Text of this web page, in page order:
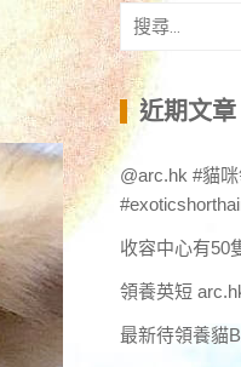
搜
尋
關
鍵
字:
近期文章
@arc.hk #貓
收容中心有50
領養英短
最新待領養貓